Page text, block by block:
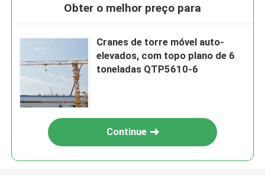
Obter o melhor preço para
Cranes de torre móvel auto-
elevados, com topo plano de 6
toneladas QTP5610-6
Continue